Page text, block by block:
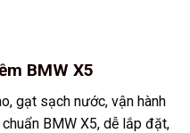
BMW X5
gạt sạch nước, vận hành
BMW X5, dễ lắp đặt,